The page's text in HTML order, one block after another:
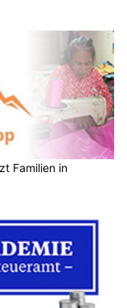
Familien in